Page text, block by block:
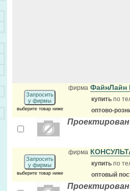
Запросить
у фирмы
выберите товар ниже
фирма ФайнЛайн
купить по
оптово-
Запросить
у фирмы
выберите товар ниже
фирма
купить по
оптовый